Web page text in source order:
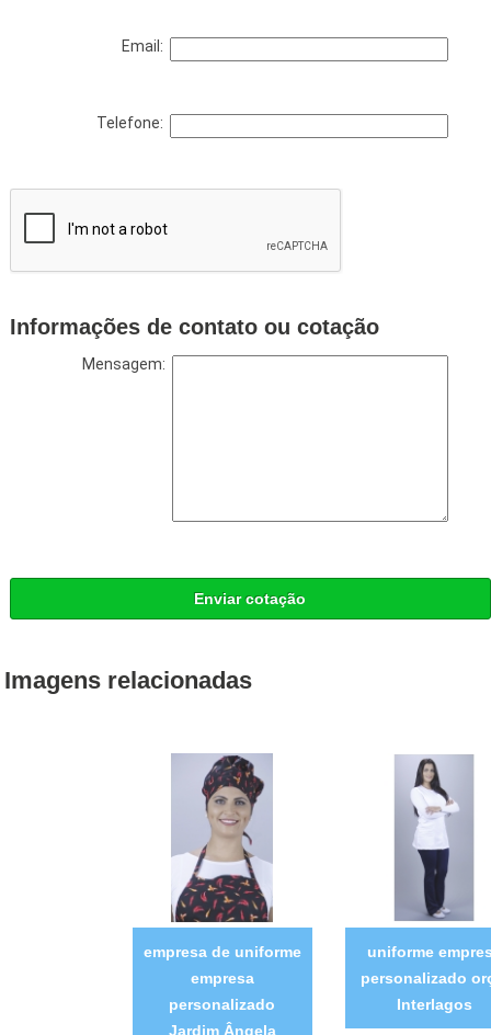
Email:
Telefone:
Informações de contato ou cotação
Mensagem:
Enviar cotação
Imagens relacionadas
empresa de uniforme
empresa
personalizado
Jardim Ângela
uniforme
personalizado
Interlagos